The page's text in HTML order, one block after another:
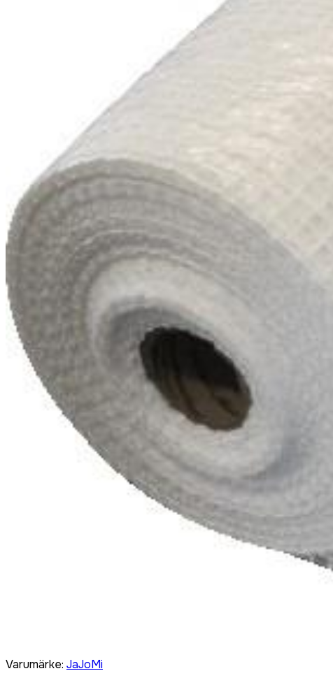
Varumärke: JaJoMi